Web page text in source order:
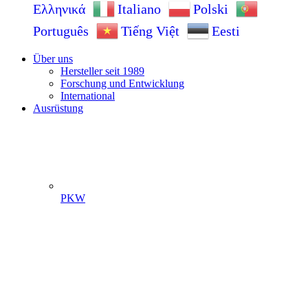
Ελληνικά
Italiano
Polski
Português
Tiếng Việt Eesti
Über uns
Hersteller seit 1989
Forschung und Entwicklung
International
Ausrüstung
PKW